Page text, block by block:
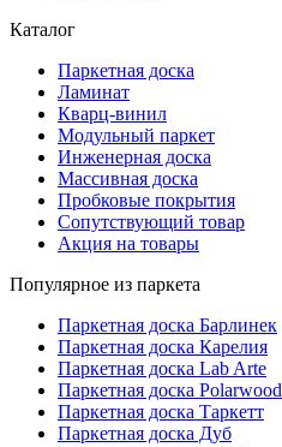
Каталог
Паркетная доска
Ламинат
Кварц-винил
Модульный паркет
Инженерная доска
Массивная доска
Пробковые покрытия
Сопутствующий товар
Акция на товары
Популярное из паркета
Паркетная доска Барлинек
Паркетная доска Карелия
Паркетная доска Lab Arte
Паркетная доска Polarwood
Паркетная доска Таркетт
Паркетная доска Дуб